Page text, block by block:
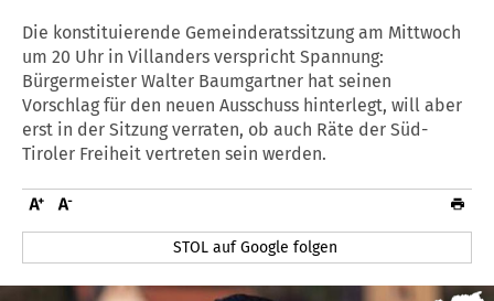
Die konstituierende Gemeinderatssitzung am Mittwoch
um 20 Uhr in Villanders verspricht Spannung:
Bürgermeister Walter Baumgartner hat seinen
Vorschlag für den neuen Ausschuss hinterlegt, will aber
erst in der Sitzung verraten, ob auch Räte der Süd-
Tiroler Freiheit vertreten sein werden.
STOL auf Google folgen